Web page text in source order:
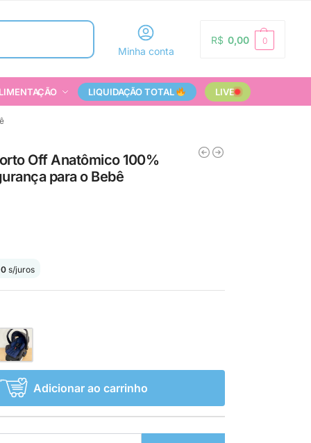
Pesquisar
Minha conta
R$ 0,00 0
LIQUIDAÇÃO TOTAL LIVE
Off Anatômico 100%
para o Bebê
s/juros
Adicionar ao carrinho